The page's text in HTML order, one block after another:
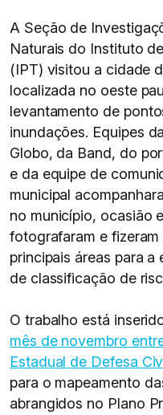
A Seção de
Naturais do Instituto
(IPT) visitou a cidade
localizada no oeste
levantamento de
inundações. Equipes
Globo, da Band, do
e da equipe de
municipal
no município, ocasião
fotografaram e
principais áreas para
de classificação de
O trabalho está
mês de novembro
Estadual de Defesa
para o mapeamento
abrangidos no Plano